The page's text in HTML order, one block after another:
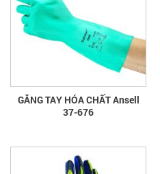
GĂNG TAY HÓA CHẤT Ansell
37-676